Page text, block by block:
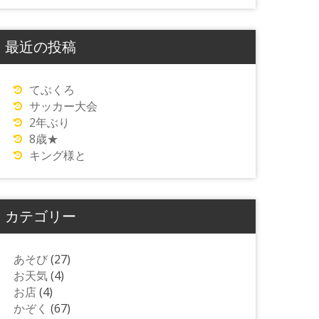
最近の投稿
てぶくろ
サッカー大会
2年ぶり
8歳★
キング様と
カテゴリー
あそび(27)
お天気(4)
お店(4)
かぞく (67)